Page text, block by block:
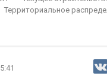
Территориальное